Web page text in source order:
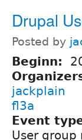
Drupal
Posted by
Beginn:
jackplain
fl3a
Event
User group